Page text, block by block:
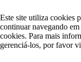
Este site utiliza cookies
continuar navegando
cookies. Para mais
gerenciá-los, por favor